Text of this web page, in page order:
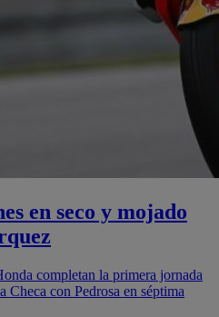
en seco y mojado
completan la primera jornada
con Pedrosa en séptima